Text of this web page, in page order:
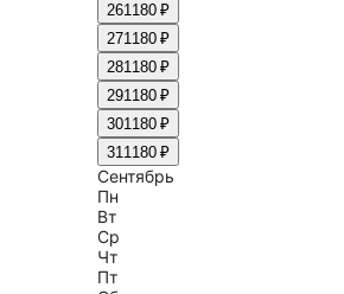
261180 ₽
271180 ₽
281180 ₽
291180 ₽
301180 ₽
311180 ₽
Сентябрь
Пн
Вт
Ср
Чт
Пт